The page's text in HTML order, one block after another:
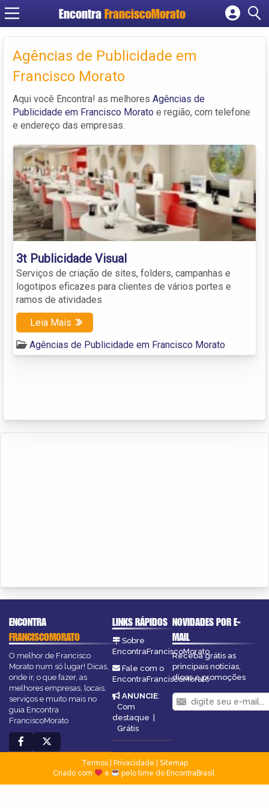
Encontra FranciscoMorato
Cadastrar empresa
Criar conta
Agências de Publicidade em
Francisco Morato
Aqui você Encontra! as melhores Agências de
Publicidade em Francisco Morato e região, com telefone
e endereço das empresas.
3t Publicidade Visual
Serviços de criação de sites, folders, campanhas e
logotipos eficazes para clientes de vários portes e
ramos de atividades
Leia Mais
Agências de Publicidade em Francisco Morato
ENCONTRA
FRANCISCOMORATO
O melhor de Francisco
Morato num só lugar! Dicas,
onde ir, o que fazer, as
melhores empresas, locais,
serviços e muito mais no
guia Encontra
FranciscoMorato
LINKS RÁPIDOS
Sobre
EncontraFranciscoMorato
Fale com o
EncontraFranciscoMorato
ANUNCIE:
Com
destaque |
Grátis
NOVIDADES POR E-
MAIL
Receba grátis as
principais notícias,
dicas e promoções
Termos| Privacidade
Sitemap
Criado com
e pelo time do EncontraBrasil